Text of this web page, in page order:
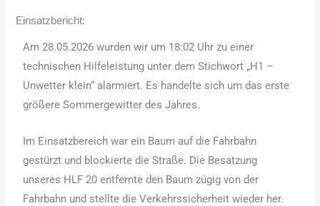
Einsatzbericht:
Am 28.05.2026 wurden wir um 18:02 Uhr zu einer
technischen Hilfeleistung unter dem Stichwort „H1 –
Unwetter klein“ alarmiert. Es handelte sich um das erste
größere Sommergewitter des Jahres.
Im Einsatzbereich war ein Baum auf die Fahrbahn
gestürzt und blockierte die Straße. Die Besatzung
unseres HLF 20 entfernte den Baum zügig von der
Fahrbahn und stellte die Verkehrssicherheit wieder her.